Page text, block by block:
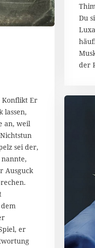
Du
der
Konflikt Er
lassen,
an, weil
sei der,
Ausguck
er